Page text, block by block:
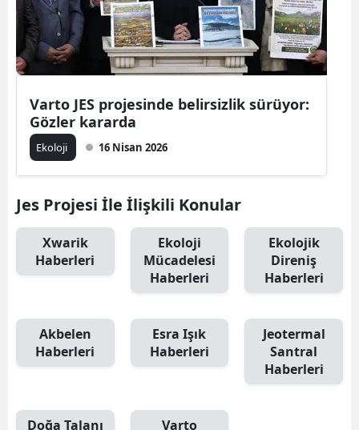
Varto JES projesinde belirsizlik sürüyor:
Gözler kararda
Ekoloji 16 Nisan 2026
Jes Projesi İle İlişkili Konular
Xwarik
Haberleri
Ekoloji
Mücadelesi
Haberleri
Ekolojik
Direniş
Haberleri
Akbelen
Haberleri
Esra Işık
Haberleri
Jeotermal
Santral
Haberleri
Doğa Talanı Varto